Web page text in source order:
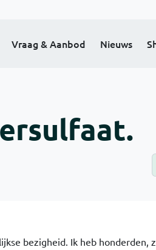
Vraag & Aanbod Nieuws
bezigheid. Ik heb honderden,